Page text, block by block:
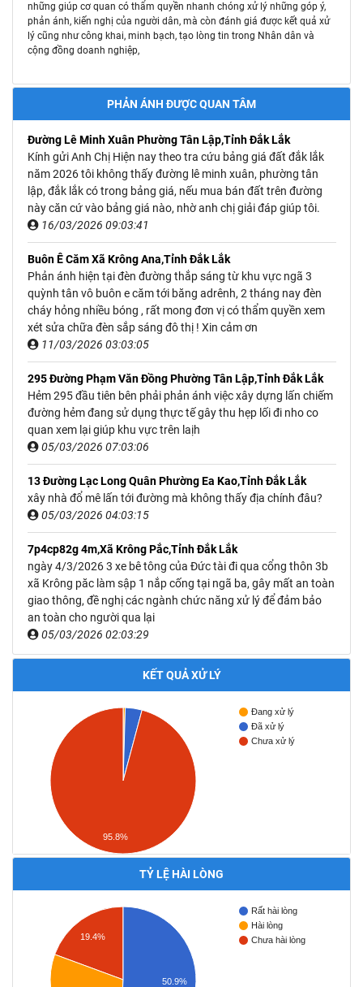
những giúp cơ quan có thẩm quyền nhanh chóng xử lý những góp ý,
phản ánh, kiến nghị của người dân, mà còn đánh giá được kết quả xử
lý cũng như công khai, minh bạch, tạo lòng tin trong Nhân dân và
cộng đồng doanh nghiệp,
PHẢN ÁNH ĐƯỢC QUAN TÂM
Đường Lê Minh Xuân Phường Tân Lập,Tỉnh Đắk Lắk
Kính gửi Anh Chị Hiện nay theo tra cứu bảng giá đất đắk lắk
năm 2026 tôi không thấy đường lê minh xuân, phường tân
lập, đắk lắk có trong bảng giá, nếu mua bán đất trên đường
này căn cứ vào bảng giá nào, nhờ anh chị giải đáp giúp tôi.
16/03/2026 09:03:41
Buôn Ê Căm Xã Krông Ana,Tỉnh Đắk Lắk
Phản ánh hiện tại đèn đường thắp sáng từ khu vực ngã 3
quỳnh tân vô buôn e căm tới băng adrênh, 2 tháng nay đèn
cháy hỏng nhiều bóng , rất mong đơn vị có thẩm quyền xem
xét sửa chữa đèn sắp sáng đô thị ! Xin cảm ơn
11/03/2026 03:03:05
295 Đường Phạm Văn Đồng Phường Tân Lập,Tỉnh Đắk Lắk
Hẻm 295 đầu tiên bên phải phản ánh việc xây dựng lấn chiếm
đường hẻm đang sử dụng thực tế gây thu hẹp lối đi nho co
quan xem lại giúp khu vực trên laịh
05/03/2026 07:03:06
13 Đường Lạc Long Quân Phường Ea Kao,Tỉnh Đắk Lắk
xây nhà đổ mê lấn tới đường mà không thấy địa chính đâu?
05/03/2026 04:03:15
7p4cp82g 4m,Xã Krông Pắc,Tỉnh Đắk Lắk
ngày 4/3/2026 3 xe bê tông của Đức tài đi qua cổng thôn 3b
xã Krông păc làm sập 1 nắp cống tại ngã ba, gây mất an toàn
giao thông, đề nghị các ngành chức năng xử lý để đảm bảo
an toàn cho người qua lại
05/03/2026 02:03:29
KẾT QUẢ XỬ LÝ
Đang xử lý
Đã xử lý
Chưa xử lý
95.8%
TỶ LỆ HÀI LÒNG
Rất hài lòng
Hài lòng
Chưa hài lòng
19.4%
50.9%